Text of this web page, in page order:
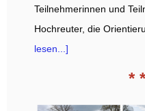
Teilnehmerinnen und
Hochreuter, die
lesen...]
*